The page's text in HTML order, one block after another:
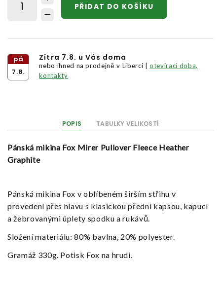
PŘIDAT DO KOŠÍKU
pá
7.8.
Zítra 7.8. u Vás doma
nebo ihned na prodejně v Liberci |otevírací doba,
kontakty
POPIS TABULKY VELIKOSTÍ
Pánská mikina Fox Mirer Pullover Fleece Heather
Graphite
Pánská mikina Fox v oblíbeném širším střihu v
provedení přes hlavu s klasickou přední kapsou, kapucí
a žebrovanými úplety spodku a rukávů.
Složení materiálu: 80% bavlna, 20% polyester.
Gramáž 330g. Potisk Fox na hrudi.